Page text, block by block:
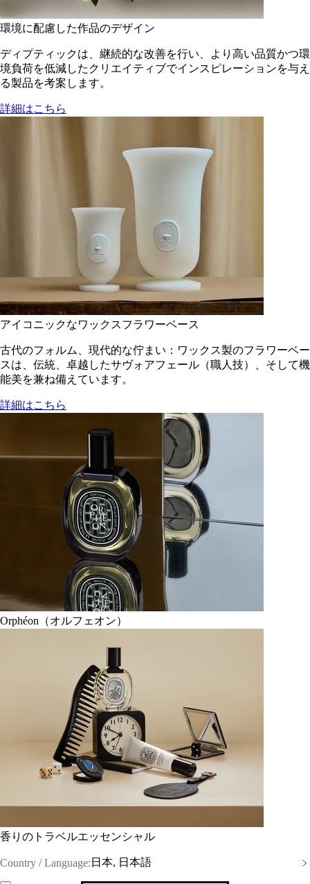
環境に配慮した作品のデザイン
ディプティックは、継続的な改善を行い、より高い品質かつ環
境負荷を低減した​クリエイティブでインスピレーションを与え
る製品を考案します。
詳細はこちら
アイコニックなワックスフラワーベース
古代のフォルム、現代的な佇まい：ワックス製のフラワーベー
スは、伝統、卓越したサヴォアフェール（職人技）、そして機
能美を兼ね備えています。
詳細はこちら
Orphéon（オルフェオン）
香りのトラベルエッセンシャル
Country / Language: 日本, 日本語